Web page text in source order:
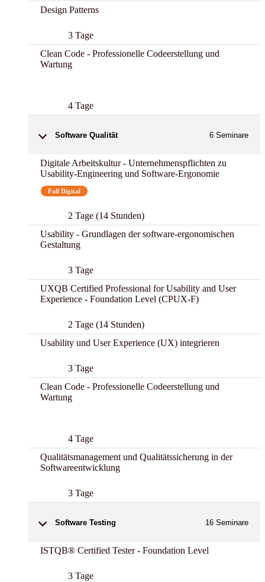
Design Patterns
3 Tage
Clean Code - Professionelle Codeerstellung und
Wartung
4 Tage
Software Qualität 6 Seminare
Digitale Arbeitskultur - Unternehmenspflichten zu
Usability-Engineering und Software-Ergonomie
Full Digital
2 Tage (14 Stunden)
Usability - Grundlagen der software-ergonomischen
Gestaltung
3 Tage
UXQB Certified Professional for Usability and User
Experience - Foundation Level (CPUX-F)
2 Tage (14 Stunden)
Usability und User Experience (UX) integrieren
3 Tage
Clean Code - Professionelle Codeerstellung und
Wartung
4 Tage
Qualitätsmanagement und Qualitätssicherung in der
Softwareentwicklung
3 Tage
Software Testing 16 Seminare
ISTQB® Certified Tester - Foundation Level
3 Tage